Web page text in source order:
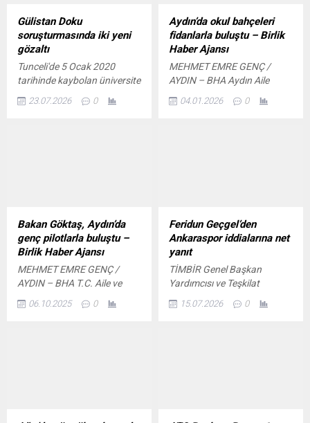
Gülistan Doku
soruşturmasında iki yeni
gözaltı
Tunceli'de 5 Ocak 2020
tarihinde kaybolan üniversite
ilişkin yürütülen
23.07.2026 0
Aydın’da okul bahçeleri
fidanlarla buluştu – Birlik
Haber Ajansı
MEHMET EMRE GENÇ /
AYDIN – BHA Aydın Aile
ve Efeler İlçe Milli Eğitim
Etkinliğe, Türkiye Aile
Hekimleri Dernekleri
Federasyonu (AHEF)
Başkanı ve AYAHED
Yönetim...
04.01.2026 0
Bakan Göktaş, Aydın’da
genç pilotlarla buluştu –
Birlik Haber Ajansı
MEHMET EMRE GENÇ /
AYDIN – BHA T.C. Aile ve
Mahinur Özdemir Göktaş,
06.10.2025 0
Feridun Geçgel’den
Ankaraspor iddialarına net
yanıt
TİMBİR Genel Başkan
Yardımcısı ve Teşkilat
ASTOR Enerji Yönetim Kurulu
15.07.2026 0